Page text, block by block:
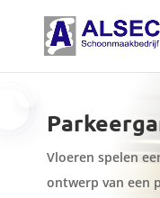
Vloeren spelen
ontwerp van een